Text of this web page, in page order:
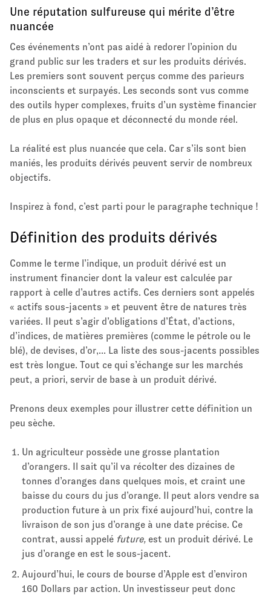
Une réputation sulfureuse qui mérite d’être
nuancée
Ces événements n’ont pas aidé à redorer l’opinion du
grand public sur les traders et sur les produits dérivés.
Les premiers sont souvent perçus comme des parieurs
inconscients et surpayés. Les seconds sont vus comme
des outils hyper complexes, fruits d’un système financier
de plus en plus opaque et déconnecté du monde réel.
La réalité est plus nuancée que cela. Car s’ils sont bien
maniés, les produits dérivés peuvent servir de nombreux
objectifs.
Inspirez à fond, c’est parti pour le paragraphe technique !
Définition des produits dérivés
Comme le terme l’indique, un produit dérivé est un
instrument financier dont la valeur est calculée par
rapport à celle d’autres actifs. Ces derniers sont appelés
« actifs sous-jacents » et peuvent être de natures très
variées. Il peut s’agir d’obligations d’État, d’actions,
d’indices, de matières premières (comme le pétrole ou le
blé), de devises, d’or,... La liste des sous-jacents possibles
est très longue. Tout ce qui s’échange sur les marchés
peut, a priori, servir de base à un produit dérivé.
Prenons deux exemples pour illustrer cette définition un
peu sèche.
Un agriculteur possède une grosse plantation
d’orangers. Il sait qu’il va récolter des dizaines de
tonnes d’oranges dans quelques mois, et craint une
baisse du cours du jus d’orange. Il peut alors vendre sa
production future à un prix fixé aujourd’hui, contre la
livraison de son jus d’orange à une date précise. Ce
contrat, aussi appelé future, est un produit dérivé. Le
jus d’orange en est le sous-jacent.
Aujourd’hui, le cours de bourse d’Apple est d’environ
160 Dollars par action. Un investisseur peut donc